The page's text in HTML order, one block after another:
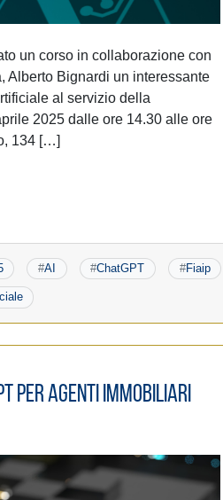
un corso in collaborazione con
Alberto Bignardi un interessante
al servizio della
2025 dalle ore 14.30 alle ore
134 […]
#AI #ChatGPT #Fiaip
per Agenti Immobiliari